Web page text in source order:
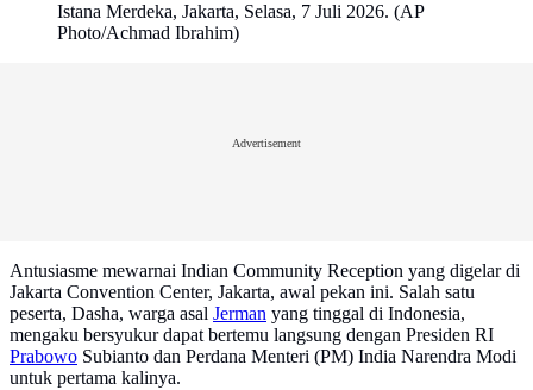
Istana Merdeka, Jakarta, Selasa, 7 Juli 2026. (AP
Photo/Achmad Ibrahim)
Advertisement
Antusiasme mewarnai Indian Community Reception yang digelar di
Jakarta Convention Center, Jakarta, awal pekan ini. Salah satu
peserta, Dasha, warga asal Jerman yang tinggal di Indonesia,
mengaku bersyukur dapat bertemu langsung dengan Presiden RI
Prabowo Subianto dan Perdana Menteri (PM) India Narendra Modi
untuk pertama kalinya.